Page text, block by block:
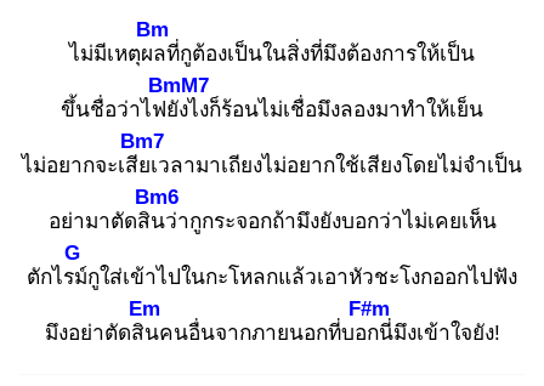
ไม่มีเหตุผล
Bm
ที่กูต้องเป็นในสิ่งที่มึงต้องการให้เป็น
ขึ้นชื่อว่าไฟยั
BmM7
งไงก็ร้อนไม่เชื่อมึงลองมาทำให้เย็น
ไม่อยากจะเสีย
Bm7
เวลามาเถียงไม่อยากใช้เสียงโดยไม่จำเป็น
อย่ามาตัดสิน
Bm6
ว่ากูกระจอกถ้ามึงยังบอกว่าไม่เคยเห็น
ตักไรม์
G
กูใส่เข้าไปในกะโหลกแล้วเอาหัวชะโงกออกไปฟัง
มึงอย่าตัดสิน
Em
คนอื่นจากภายนอกที่บอก
F#m
นี่มึงเข้าใจยัง!